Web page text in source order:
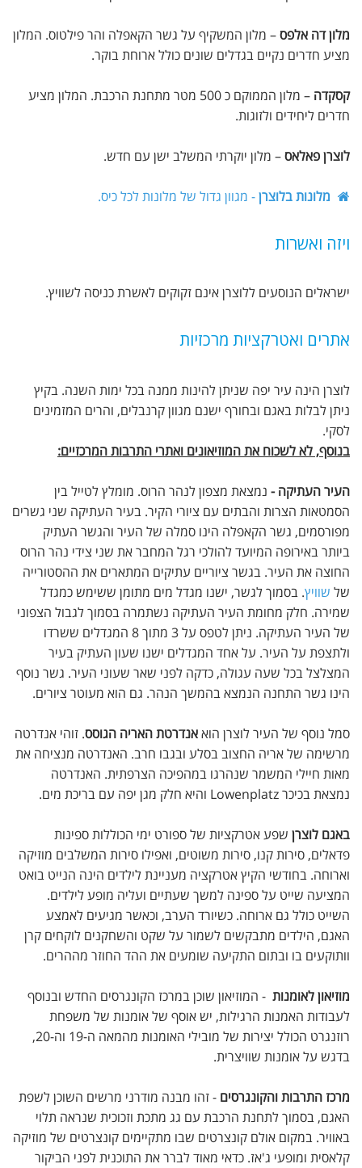
מלון דה אלפס– מלון המשקיף על גשר הקאפלה והר פילטוס. המלון
מציע חדרים נקיים בגדלים שונים כולל ארוחת בוקר.
קסקדה
– מלון הממוקם כ 500 מטר מתחנת הרכבת. המלון מציע
חדרים ליחידים ולזוגות.
לוצרן פאלאס– מלון יוקרתי המשלב ישן עם חדש.
מלונות בלוצרן- מגוון גדול של מלונות לכל כיס.
ויזה ואשרות
ישראלים הנוסעים ללוצרן אינם זקוקים לאשרת כניסה לשוויץ.
אתרים ואטרקציות מרכזיות
לוצרן הינה עיר יפה שניתן להינות ממנה בכל ימות השנה. בקיץ
ניתן לבלות באגם ובחורף ישנם מגוון קרנבלים, והרים המזמינים
לסקי.
בנוסף, לא לשכוח את המוזיאונים ואתרי התרבות המרכזיים:
העיר העתיקה - נמצאת מצפון לנהר הרוס. מומלץ לטייל בין
הסמטאות הצרות והבתים עם ציורי הקיר. בעיר העתיקה שני גשרים
מפורסמים, גשר הקאפלה הינו סמלה של העיר והגשר העתיק
ביותר באירופה המיועד להולכי רגל המחבר את שני צידי נהר הרוס
החוצה את העיר. בגשר ציוריים עתיקים המתארים את ההסטורייה
של שוויץ. בסמוך לגשר, ישנו מגדל מים מתומן ששימש כמגדל
שמירה. חלק מחומת העיר העתיקה נשתמרה בסמוך לגבול הצפוני
של העיר העתיקה. ניתן לטפס על 3 מתוך 8 המגדלים ששרדו
ולתצפת על העיר. על אחד המגדלים ישנו שעון העתיק בעיר
המצלצל בכל שעה עגולה, כדקה לפני שאר שעוני העיר. גשר נוסף
הינו גשר התחנה הנמצא בהמשך הנהר. גם הוא מעוטר ציורים.
סמל נוסף של העיר לוצרן הואאנדרטת האריה הגוסס. זוהי אנדרטה
מרשימה של אריה החצוב בסלע ובגבו חרב. האנדרטה מנציחה את
מאות חיילי המשמר שנהרגו במהפיכה הצרפתית. האנדרטה
נמצאת בכיכר Lowenplatz והיא חלק מגן יפה עם בריכת מים.
באגם לוצרן שפע אטרקציות של ספורט ימי הכוללות ספינות
פדאלים, סירות קנו, סירות משוטים, ואפילו סירות המשלבים מוזיקה
וארוחה. בחודשי הקיץ אטרקציה מעניינת לילדים הינה הנייט בואט
המציעה שייט על ספינה למשך שעתיים ועליה מופע לילדים.
השייט כולל גם ארוחה. כשיורד הערב, וכאשר מגיעים לאמצע
האגם, הילדים מתבקשים לשמור על שקט והשחקנים לוקחים קרן
וותוקעים בו ובתום התקיעה שומעים את ההד החוזר מההרים.
מוזיאון לאומנות - המוזיאון שוכן במרכז הקונגרסים החדש ובנוסף
לעבודות האמנות הרגילות, יש אוסף של אומנות של משפחת
רוזנגרט הכולל יצירות של מובילי האומנות מהמאה ה-19 וה-20,
בדגש על אומנות שוויצרית.
מרכז התרבות והקונגרסים - זהו מבנה מודרני מרשים השוכן לשפת
האגם, בסמוך לתחנת הרכבת עם גג מתכת וזכוכית שנראה תלוי
באוויר. במקום אולם קונצרטים שבו מתקיימים קונצרטים של מוזיקה
קלאסית ומופעי ג'אז. כדאי מאוד לברר את התוכנית לפני הביקור